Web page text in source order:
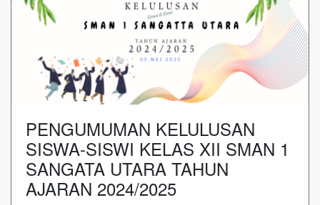
PENGUMUMAN KELULUSAN
SISWA-SISWI KELAS XII SMAN 1
SANGATA UTARA TAHUN
AJARAN 2024/2025